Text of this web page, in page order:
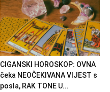
CIGANSKI HOROSKOP: OVNA
čeka NEOČEKIVANA VIJEST s
posla, RAK TONE U...